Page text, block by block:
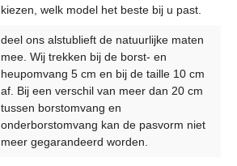
kiezen, welk model het beste bij u past.
deel ons alstublieft de natuurlijke maten
mee. Wij trekken bij de borst- en
heupomvang 5 cm en bij de taille 10 cm
af. Bij een verschil van meer dan 20 cm
tussen borstomvang en
onderborstomvang kan de pasvorm niet
meer gegarandeerd worden.